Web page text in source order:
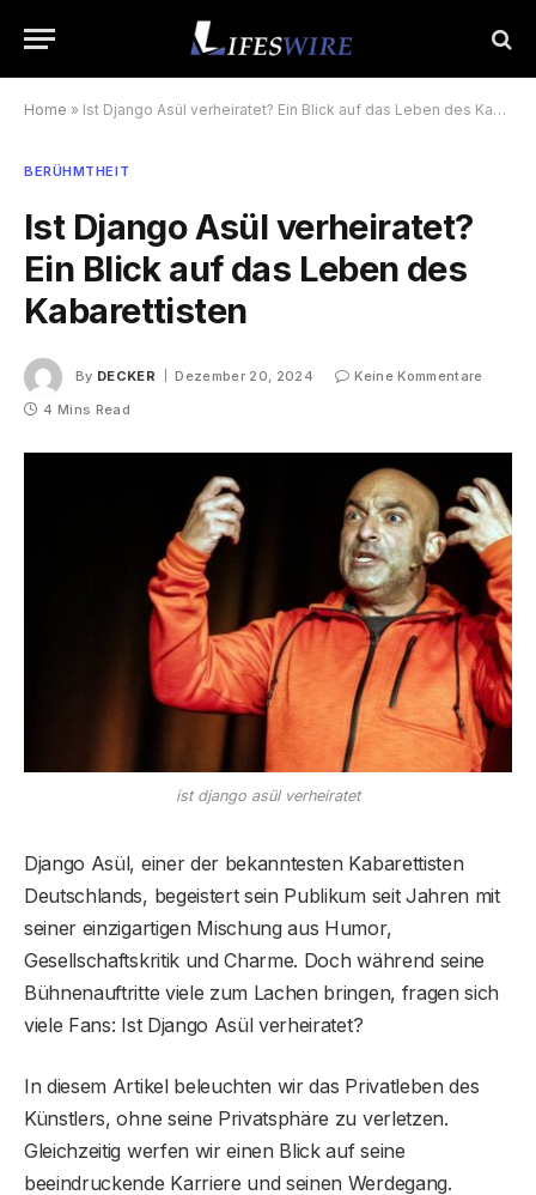
Home » Ist Django Asül verheiratet? Ein Blick auf das Leben des Kabarettisten
BERÜHMTHEIT
Ist Django Asül verheiratet?
Ein Blick auf das Leben des
Kabarettisten
By DECKER Dezember 20, 2024
Keine Kommentare
4 Mins Read
ist django asül verheiratet
Django Asül, einer der bekanntesten Kabarettisten
Deutschlands, begeistert sein Publikum seit Jahren mit
seiner einzigartigen Mischung aus Humor,
Gesellschaftskritik und Charme. Doch während seine
Bühnenauftritte viele zum Lachen bringen, fragen sich
viele Fans: Ist Django Asül verheiratet?
In diesem Artikel beleuchten wir das Privatleben des
Künstlers, ohne seine Privatsphäre zu verletzen.
Gleichzeitig werfen wir einen Blick auf seine
beeindruckende Karriere und seinen Werdegang.